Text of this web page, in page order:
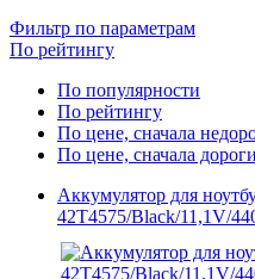
Фильтр по параметрам
По рейтингу
По популярности
По рейтингу
По цене, сначала
По цене, сначала
Аккумулятор для
42T4575/Black/11,1V/